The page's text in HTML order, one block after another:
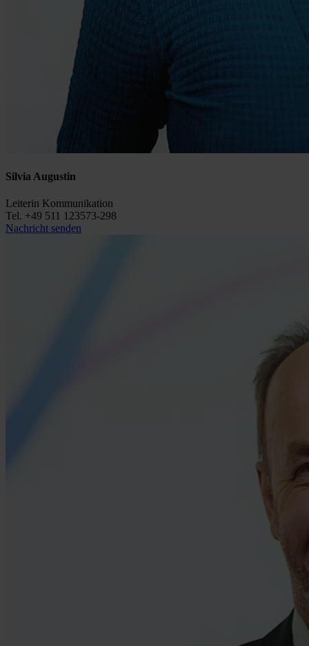
Silvia Augustin
Leiterin Kommunikation
Tel. +49 511 123573-298
Nachricht senden